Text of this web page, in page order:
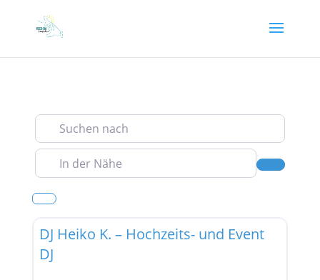
Suchen nach
In der Nähe
Suchen
Events
DJ Heiko K. – Hochzeits- und Event
DJ